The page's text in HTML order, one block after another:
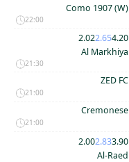
Como 1907 (W)
22:00
2.022.654.20
Al Markhiya
21:30
ZED FC
21:00
Cremonese
21:00
2.002.833.90
Al-Raed